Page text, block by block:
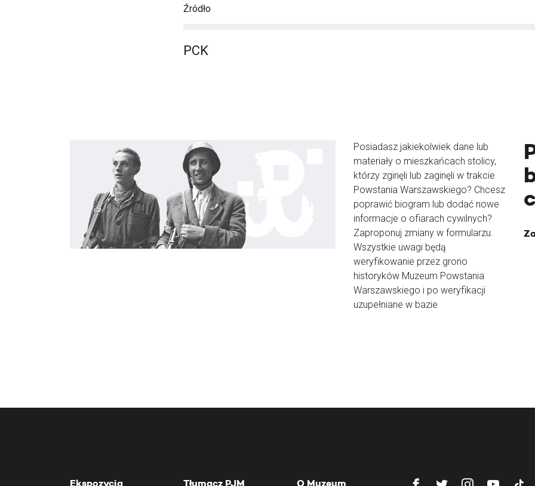
Źródło
PCK
Posiadasz jakiekolwiek dane lub
materiały o mieszkańcach stolicy,
którzy zginęli lub zaginęli w trakcie
Powstania Warszawskiego? Chcesz
poprawić biogram lub dodać nowe
informacje o ofiarach cywilnych?
Zaproponuj zmiany w formularzu.
Wszystkie uwagi będą
weryfikowanie przez grono
historyków Muzeum Powstania
Warszawskiego i po weryfikacji
uzupełniane w bazie
Ekspozycja Tłumacz PJM O Muzeum